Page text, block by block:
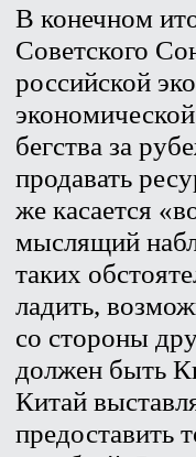
В конечном
Советского
российской
бегства за
продавать
же касается
мыслящий
таких
ладить,
со стороны
должен быть
Китай
предоставить